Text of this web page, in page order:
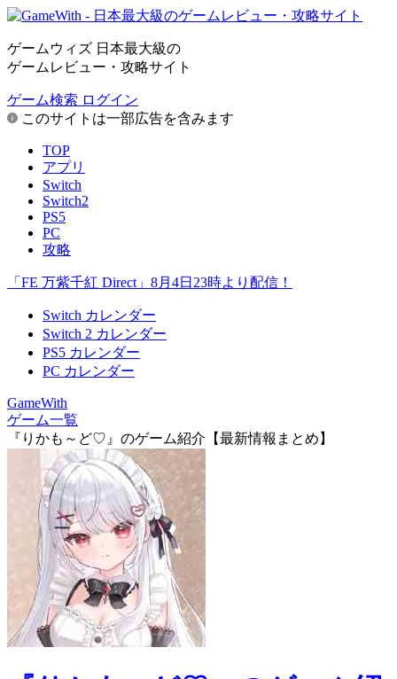
ゲームウィズ 日本最大級の
ゲームレビュー・攻略サイト
ゲーム検索 ログイン
このサイトは一部広告を含みます
TOP
アプリ
Switch
Switch2
PS5
PC
攻略
「FE 万紫千紅 Direct」8月4日23時より配信！
Switch カレンダー
Switch 2 カレンダー
PS5 カレンダー
PC カレンダー
GameWith
ゲーム一覧
『りかも～ど♡』のゲーム紹介【最新情報まとめ】